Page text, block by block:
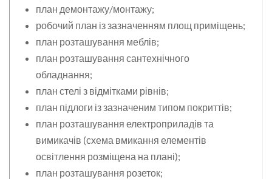
план демонтажу/монтажу;
робочий план із зазначенням площ приміщень;
план розташування меблів;
план розташування сантехнічного
обладнання;
план стелі з відмітками рівнів;
план підлоги із зазначеним типом покриттів;
план розташування електроприладів та
вимикачів (схема вмикання елементів
освітлення розміщена на плані);
план розташування розеток;